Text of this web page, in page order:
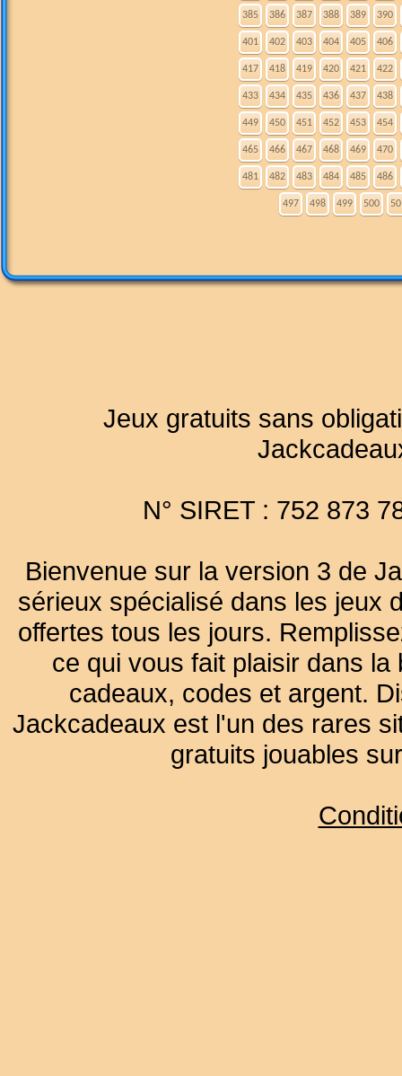
385 386 387 388 389 390
401 402 403 404 405 406
417 418 419 420 421 422
433 434 435 436 437 438
449 450 451 452 453 454
465 466 467 468 469 470
481 482 483 484 485 486
497 498 499 500
Jeux gratuits sans
N° SIRET : 752 873
Bienvenue sur la version 3 de
sérieux spécialisé dans les jeux
offertes tous les jours.
ce qui vous fait plaisir dans
cadeaux, codes et argent.
Jackcadeaux est l'un des rares
gratuits jouables